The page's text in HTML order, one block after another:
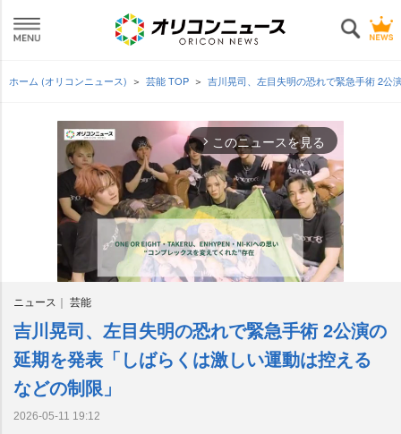
ホーム (オリコンニュース) 芸能 TOP 吉川晃司、左目失明の恐れで緊急手術 2公
arrow_forward_ios このニュースを見る
M
u
t
ニュース 芸能
吉川晃司、左目失明の恐れで緊急手術 2公演の
延期を発表「しばらくは激しい運動は控える
などの制限」
2026-05-11 19:12